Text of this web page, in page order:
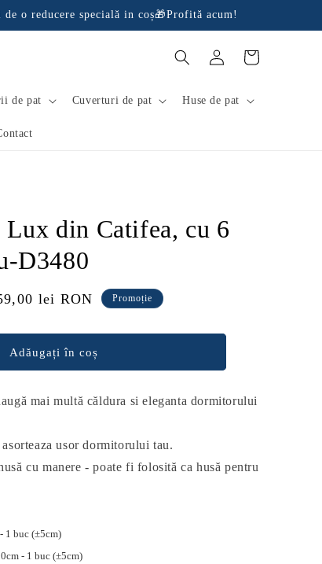
o reducere specială in coș🎁Profită acum!
de pat Cuverturi de pat Huse de pat
Conectați-
Coș
Lux din Catifea, cu 6
D3480
lei RON Promoție
Adăugați în coș
mai multă căldura si eleganta dormitorului
usor dormitorului tau.
cu manere - poate fi folosită ca husă pentru
1 buc (±5cm)
- 1 buc (±5cm)